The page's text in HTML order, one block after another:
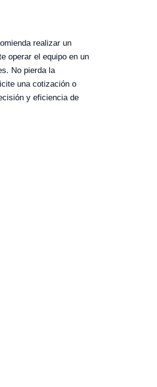
realizar un
operar el equipo en un
No pierda la
una cotización o
y eficiencia de